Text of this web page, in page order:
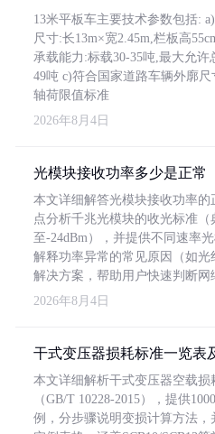
13米平板车主要技术参数包括:
尺寸:长13m×宽2.45m,栏板高
承载能力:标载30-35吨,最大允许
49吨 c)符合国家道路车辆外廓尺
轴荷限值标准
2026年8月4日
光模块接收功率多少是正常
本文详细解答光模块接收功率
点分析千兆光模块的收光标准（
至-24dBm），并提供不同速率
解释功率异常的常见原因（如光
解决方案，帮助用户快速判断网
2026年8月4日
干式变压器损耗标准一览表
本文详细解析干式变压器空载
（GB/T 10228-2015），提供
例，分步骤说明变损计算方法